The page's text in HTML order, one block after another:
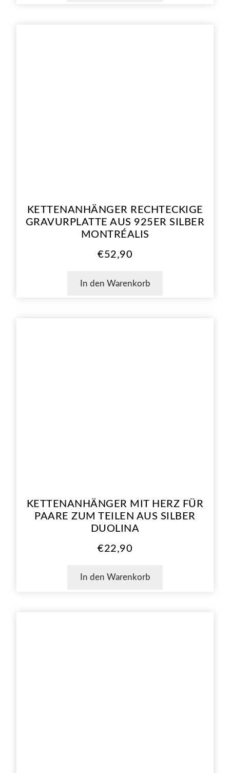
KETTENANHÄNGER RECHTECKIGE
GRAVURPLATTE AUS 925ER SILBER
MONTRÉALIS
€52,90
In den Warenkorb
KETTENANHÄNGER MIT HERZ FÜR
PAARE ZUM TEILEN AUS SILBER
DUOLINA
€22,90
In den Warenkorb